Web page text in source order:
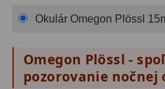
Astro príslušenstvo175
Redukcia 1,25" a 2" 17
Okulárové výťahy a ostrenie1
Okulár Omegon Plössl
Omegon Plössl -
pozorovanie nočnej